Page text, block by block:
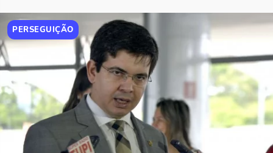
PERSEGUIÇÃO